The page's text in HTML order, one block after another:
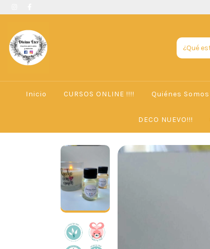
Inicio CURSOS ONLINE !!!! Quiénes Somos
DECO NUEVO!!!